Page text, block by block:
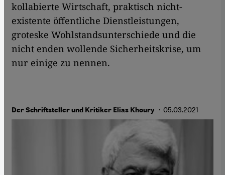
kollabierte Wirtschaft, praktisch nicht-
existente öffentliche Dienstleistungen,
groteske Wohlstandsunterschiede und die
nicht enden wollende Sicherheitskrise, um
nur einige zu nennen.
Der Schriftsteller und Kritiker Elias Khoury · 05.03.2021